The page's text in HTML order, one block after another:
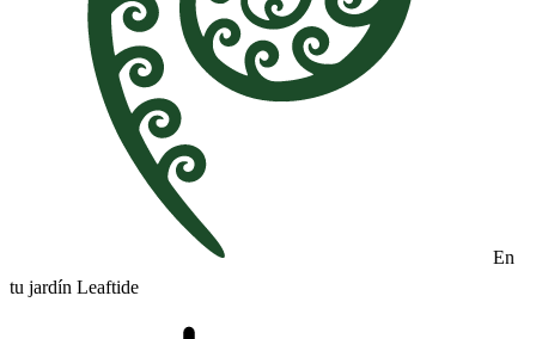
En
tu jardín Leaftide